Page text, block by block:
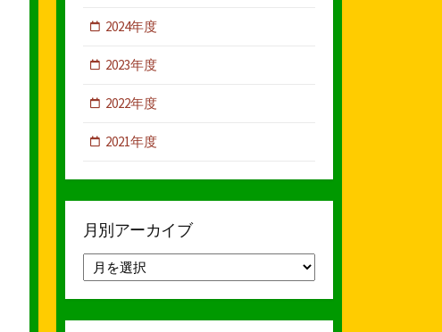
2024年度
2023年度
2022年度
2021年度
月別アーカイブ
別
ア
ー